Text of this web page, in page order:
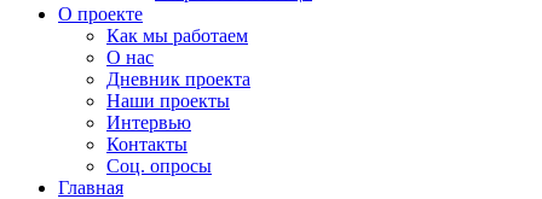
О проекте
Как мы работаем
О нас
Дневник проекта
Наши проекты
Интервью
Контакты
Соц. опросы
Главная